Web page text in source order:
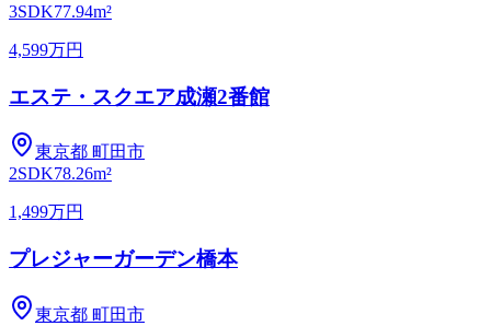
3SDK77.94m²
4,599万円
エステ・スクエア成瀬2番館
東京都 町田市
2SDK78.26m²
1,499万円
プレジャーガーデン橋本
東京都 町田市